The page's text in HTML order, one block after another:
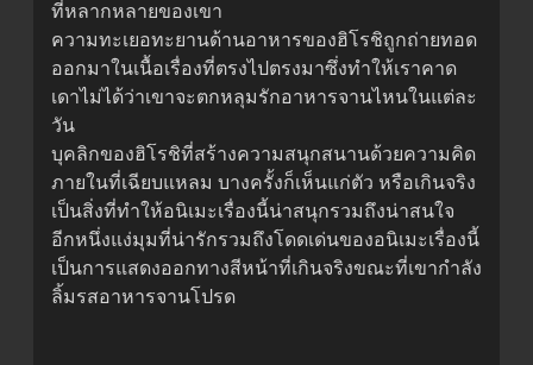
ที่หลากหลายของเขา
ความทะเยอทะยานด้านอาหารของฮิโรชิถูกถ่ายทอด
ออกมาในเนื้อเรื่องที่ตรงไปตรงมาซึ่งทำให้เราคาด
เดาไม่ได้ว่าเขาจะตกหลุมรักอาหารจานไหนในแต่ละ
วัน
บุคลิกของฮิโรชิที่สร้างความสนุกสนานด้วยความคิด
ภายในที่เฉียบแหลม บางครั้งก็เห็นแก่ตัว หรือเกินจริง
เป็นสิ่งที่ทำให้อนิเมะเรื่องนี้น่าสนุกรวมถึงน่าสนใจ
อีกหนึ่งแง่มุมที่น่ารักรวมถึงโดดเด่นของอนิเมะเรื่องนี้
เป็นการแสดงออกทางสีหน้าที่เกินจริงขณะที่เขากำลัง
ลิ้มรสอาหารจานโปรด